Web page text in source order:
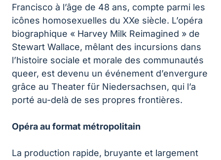
Francisco à l’âge de 48 ans, compte parmi les
icônes homosexuelles du XXe siècle. L’opéra
biographique « Harvey Milk Reimagined » de
Stewart Wallace, mêlant des incursions dans
l’histoire sociale et morale des communautés
queer, est devenu un événement d’envergure
grâce au Theater für Niedersachsen, qui l’a
porté au-delà de ses propres frontières.
Opéra au format métropolitain
La production rapide, bruyante et largement